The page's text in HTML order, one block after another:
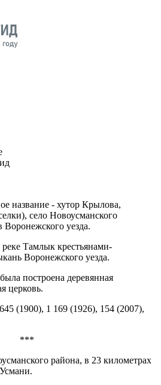
название - хутор Крылова,
село Новоусманского
Воронежского уезда.
Тамлык крестьянами-
Воронежского уезда.
построена деревянная
церковь.
(1900), 1 169 (1926), 154 (2007),
***
района, в 23 километрах